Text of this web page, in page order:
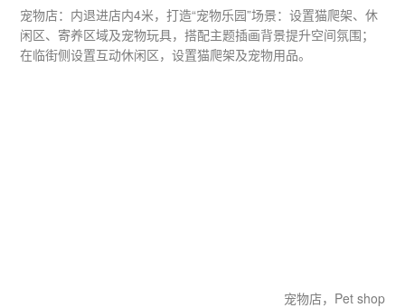
宠物店：内退进店内4米，打造“宠物乐园”场景：设置猫爬架、休
闲区、寄养区域及宠物玩具，搭配主题插画背景提升空间氛围；
在临街侧设置互动休闲区，设置猫爬架及宠物用品。
宠物店，Pet shop